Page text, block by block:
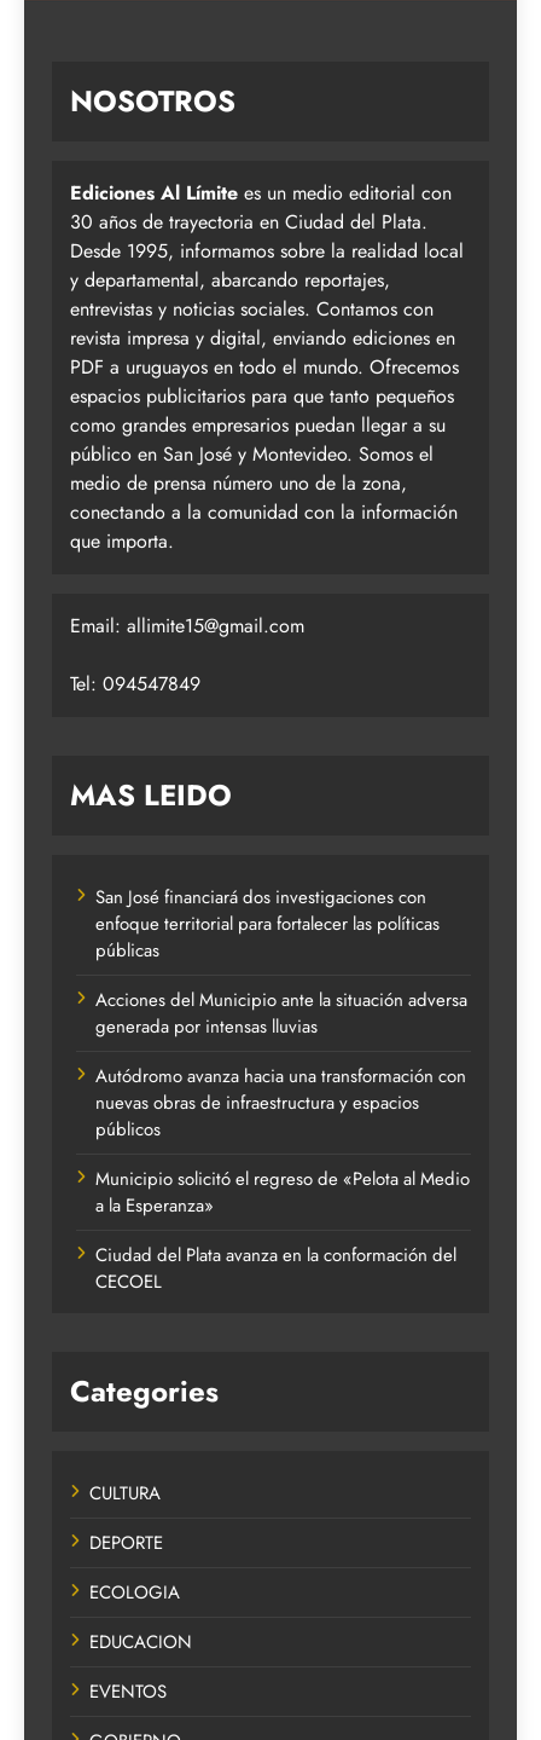
NOSOTROS
Ediciones Al Límite es un medio editorial con
30 años de trayectoria en Ciudad del Plata.
Desde 1995, informamos sobre la realidad local
y departamental, abarcando reportajes,
entrevistas y noticias sociales. Contamos con
revista impresa y digital, enviando ediciones en
PDF a uruguayos en todo el mundo. Ofrecemos
espacios publicitarios para que tanto pequeños
como grandes empresarios puedan llegar a su
público en San José y Montevideo. Somos el
medio de prensa número uno de la zona,
conectando a la comunidad con la información
que importa.
Email: allimite15@gmail.com
Tel: 094547849
MAS LEIDO
San José financiará dos investigaciones con
enfoque territorial para fortalecer las políticas
públicas
Acciones del Municipio ante la situación adversa
generada por intensas lluvias
Autódromo avanza hacia una transformación con
nuevas obras de infraestructura y espacios
públicos
Municipio solicitó el regreso de «Pelota al Medio
a la Esperanza»
Ciudad del Plata avanza en la conformación del
CECOEL
Categories
CULTURA
DEPORTE
ECOLOGIA
EDUCACION
EVENTOS